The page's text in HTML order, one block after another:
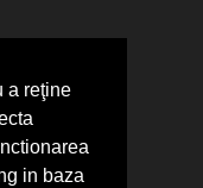
a reţine
in baza